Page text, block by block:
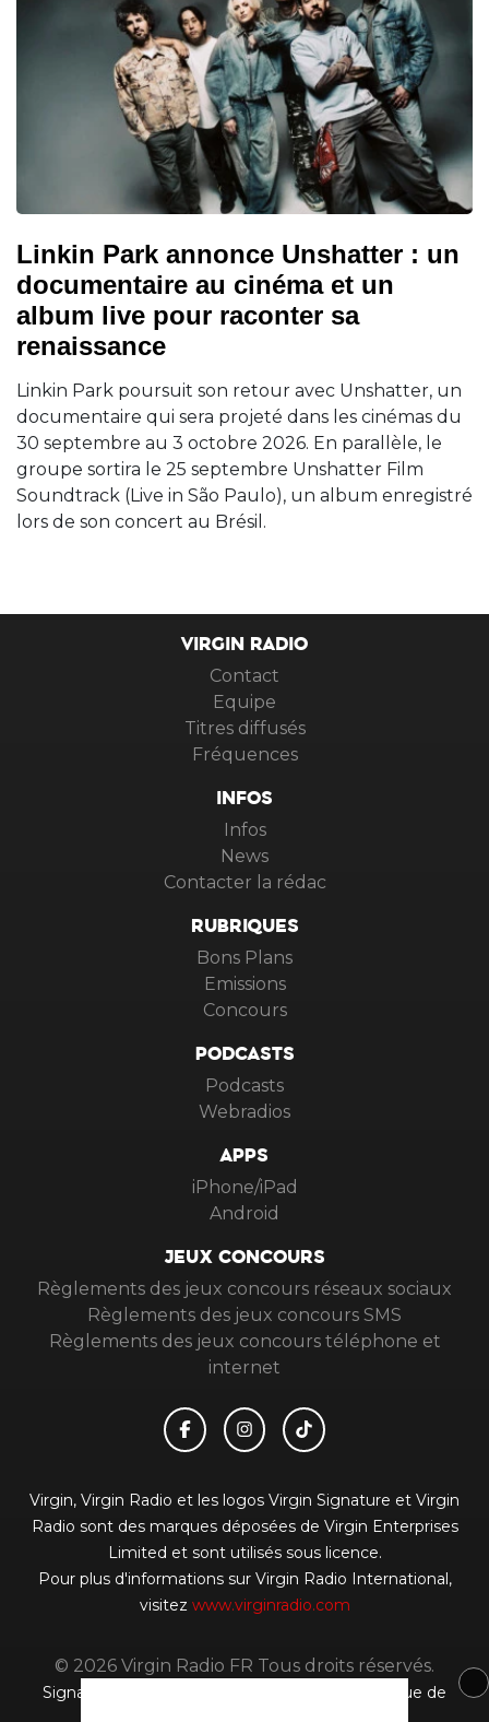
Linkin Park annonce Unshatter : un
documentaire au cinéma et un
album live pour raconter sa
renaissance
Linkin Park poursuit son retour avec Unshatter, un
documentaire qui sera projeté dans les cinémas du
30 septembre au 3 octobre 2026. En parallèle, le
groupe sortira le 25 septembre Unshatter Film
Soundtrack (Live in São Paulo), un album enregistré
lors de son concert au Brésil.
VIRGIN RADIO
Contact
Equipe
Titres diffusés
Fréquences
INFOS
Infos
News
Contacter la rédac
RUBRIQUES
Bons Plans
Emissions
Concours
PODCASTS
Podcasts
Webradios
APPS
iPhone/iPad
Android
JEUX CONCOURS
Règlements des jeux concours réseaux sociaux
Règlements des jeux concours SMS
Règlements des jeux concours téléphone et
internet
Virgin, Virgin Radio et les logos Virgin Signature et Virgin
Radio sont des marques déposées de Virgin Enterprises
Limited et sont utilisés sous licence.
Pour plus d'informations sur Virgin Radio International,
visitez www.virginradio.com
© 2026 Virgin Radio FR Tous droits réservés.
Signaler un contenu
Politique de